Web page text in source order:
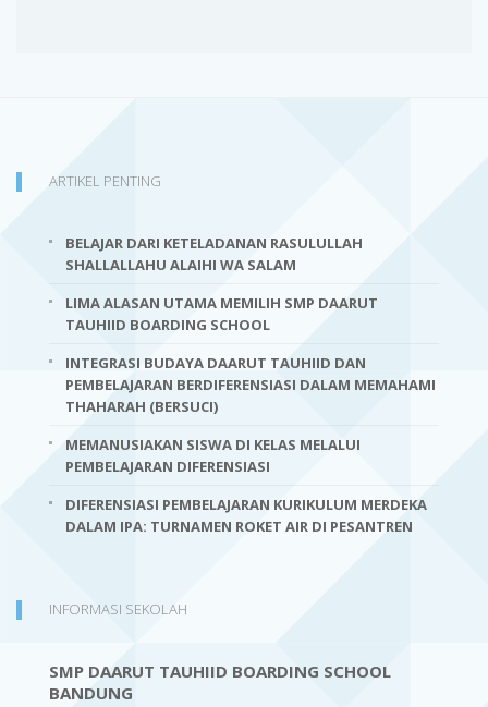
ARTIKEL PENTING
BELAJAR DARI KETELADANAN RASULULLAH
SHALLALLAHU ALAIHI WA SALAM
LIMA ALASAN UTAMA MEMILIH SMP DAARUT
TAUHIID BOARDING SCHOOL
INTEGRASI BUDAYA DAARUT TAUHIID DAN
PEMBELAJARAN BERDIFERENSIASI DALAM MEMAHAMI
THAHARAH (BERSUCI)
MEMANUSIAKAN SISWA DI KELAS MELALUI
PEMBELAJARAN DIFERENSIASI
DIFERENSIASI PEMBELAJARAN KURIKULUM MERDEKA
DALAM IPA: TURNAMEN ROKET AIR DI PESANTREN
INFORMASI SEKOLAH
SMP DAARUT TAUHIID BOARDING SCHOOL
BANDUNG